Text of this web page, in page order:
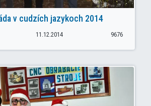
v cudzích jazykoch 2014
11.12.2014 9676